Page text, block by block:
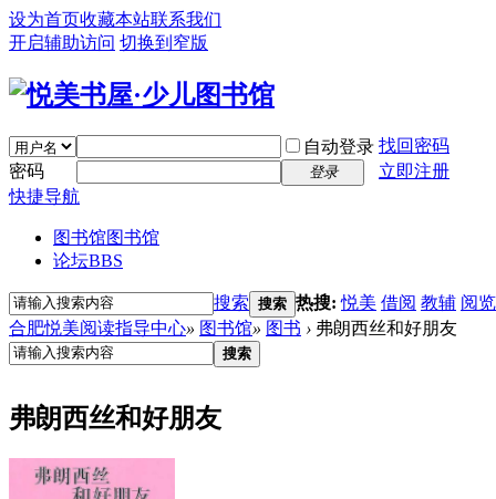
设为首页收藏本站联系我们
开启辅助访问 切换到窄版
自动登录 找回密码
密码
登录
立即注册
快捷导航
图书馆图书馆
论坛BBS
搜索 搜索 热搜:悦美 借阅 教辅 阅览
合肥悦美阅读指导中心» 图书馆» 图书 › 弗朗西丝和好朋友
搜索
弗朗西丝和好朋友